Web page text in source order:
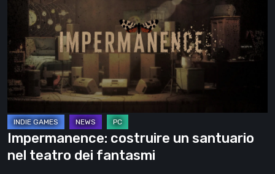
santuario
nel
teatro
dei
fantasmi
Impermanence: costruire un santuario
nel teatro dei fantasmi